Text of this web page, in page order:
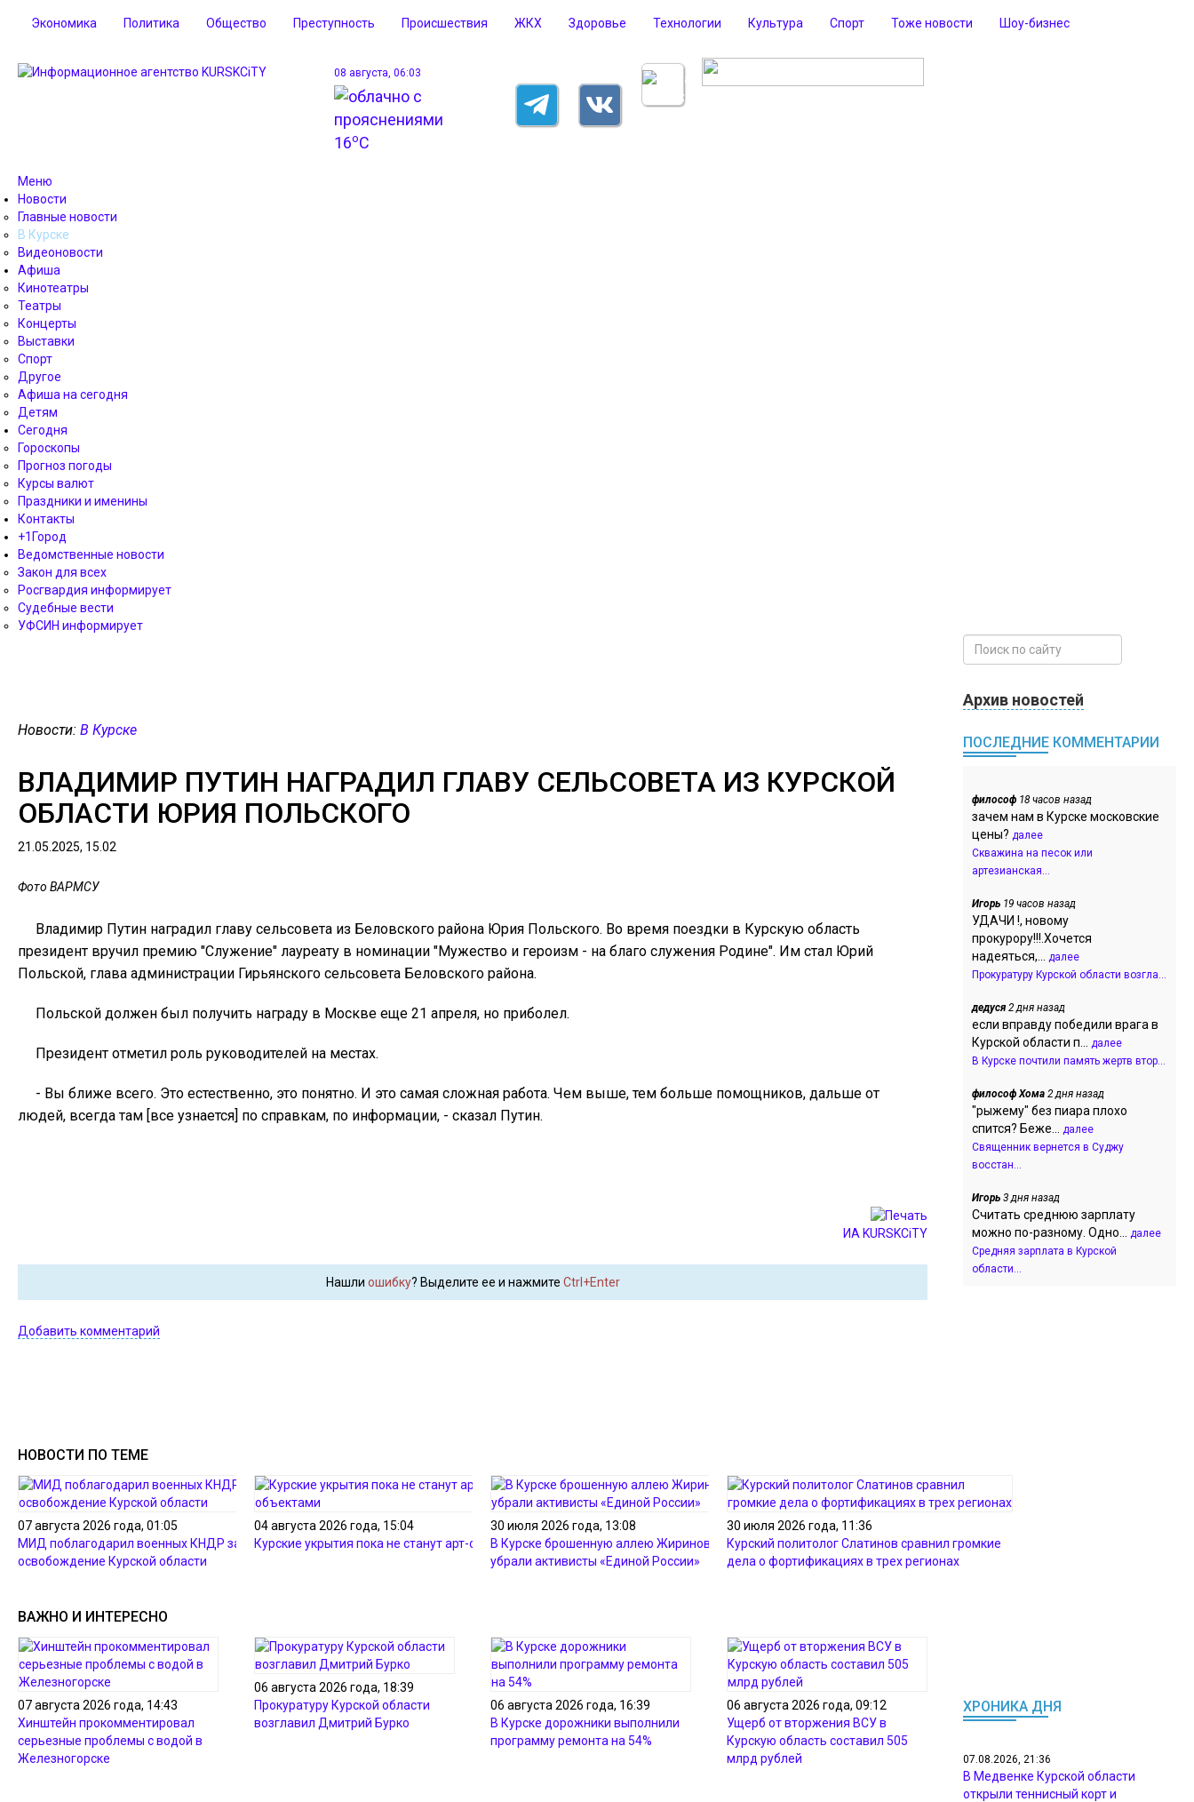
Экономика Политика Общество Преступность Происшествия ЖКХ Здоровье Технологии Культура Спорт Тоже новости Шоу-бизнес
08 августа, 06:03
16oC
Меню
Новости
Главные новости
В Курске
Видеоновости
Афиша
Кинотеатры
Театры
Концерты
Выставки
Спорт
Другое
Афиша на сегодня
Детям
Сегодня
Гороскопы
Прогноз погоды
Курсы валют
Праздники и именины
Контакты
+1Город
Ведомственные новости
Закон для всех
Росгвардия информирует
Судебные вести
УФСИН информирует
Новости: В Курске
ВЛАДИМИР ПУТИН НАГРАДИЛ ГЛАВУ СЕЛЬСОВЕТА ИЗ КУРСКОЙ
ОБЛАСТИ ЮРИЯ ПОЛЬСКОГО
21.05.2025, 15.02
Фото ВАРМСУ
Владимир Путин наградил главу сельсовета из Беловского района Юрия Польского. Во время поездки в Курскую область
президент вручил премию "Служение" лауреату в номинации "Мужество и героизм - на благо служения Родине". Им стал Юрий
Польской, глава администрации Гирьянского сельсовета Беловского района.
Польской должен был получить награду в Москве еще 21 апреля, но приболел.
Президент отметил роль руководителей на местах.
- Вы ближе всего. Это естественно, это понятно. И это самая сложная работа. Чем выше, тем больше помощников, дальше от
людей, всегда там [все узнается] по справкам, по информации, - сказал Путин.
ИА KURSKCiTY
Нашли ошибку? Выделите ее и нажмите Ctrl+Enter
Добавить комментарий
НОВОСТИ ПО ТЕМЕ
07 августа 2026 года, 01:05
МИД поблагодарил военных КНДР за
освобождение Курской области
04 августа 2026 года, 15:04
Курские укрытия пока не станут арт-объектами
30 июля 2026 года, 13:08
В Курске брошенную аллею Жириновского
убрали активисты «Единой России»
30 июля 2026 года, 11:36
Курский политолог Слатинов сравнил громкие
дела о фортификациях в трех регионах
ВАЖНО И ИНТЕРЕСНО
07 августа 2026 года, 14:43
Хинштейн прокомментировал
серьезные проблемы с водой в
Железногорске
06 августа 2026 года, 18:39
Прокуратуру Курской области
возглавил Дмитрий Бурко
06 августа 2026 года, 16:39
В Курске дорожники выполнили
программу ремонта на 54%
06 августа 2026 года, 09:12
Ущерб от вторжения ВСУ в
Курскую область составил 505
млрд рублей
Архив новостей
ПОСЛЕДНИЕ КОММЕНТАРИИ
философ 18 часов назад
зачем нам в Курске московские
цены? далее
Скважина на песок или
артезианская...
Игорь 19 часов назад
УДАЧИ !, новому
прокурору!!!.Хочется
надеяться,... далее
Прокуратуру Курской области возгла...
дедуся2 дня назад
если вправду победили врага в
Курской области п... далее
В Курске почтили память жертв втор...
философ Хома 2 дня назад
"рыжему" без пиара плохо
спится? Беже... далее
Священник вернется в Суджу
восстан...
Игорь 3 дня назад
Считать среднюю зарплату
можно по-разному. Одно... далее
Средняя зарплата в Курской
области...
ХРОНИКА ДНЯ
07.08.2026, 21:36
В Медвенке Курской области
открыли теннисный корт и